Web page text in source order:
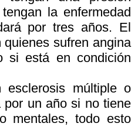
la enfermedad
por tres años. El
sufren angina
si está en condición
múltiple o
un año si no tiene
mentales, todo esto